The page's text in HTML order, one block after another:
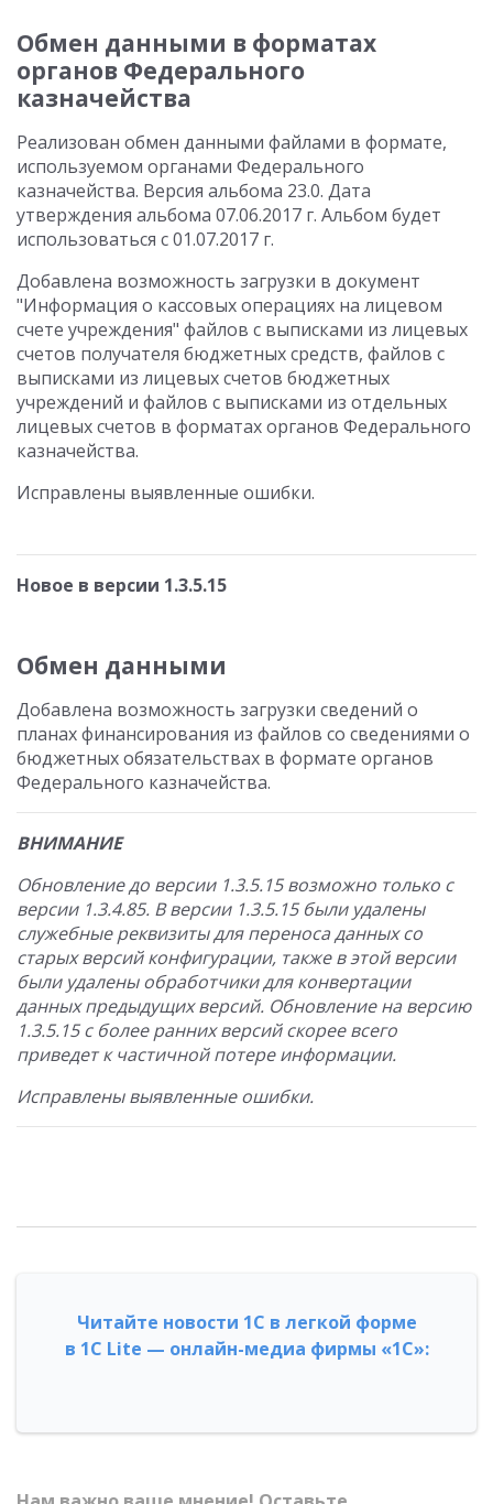
Обмен данными в форматах
органов Федерального
казначейства
Реализован обмен данными файлами в формате,
используемом органами Федерального
казначейства. Версия альбома 23.0. Дата
утверждения альбома 07.06.2017 г. Альбом будет
использоваться с 01.07.2017 г.
Добавлена возможность загрузки в документ
"Информация о кассовых операциях на лицевом
счете учреждения" файлов с выписками из лицевых
счетов получателя бюджетных средств, файлов с
выписками из лицевых счетов бюджетных
учреждений и файлов с выписками из отдельных
лицевых счетов в форматах органов Федерального
казначейства.
Исправлены выявленные ошибки.
Новое в версии 1.3.5.15
Обмен данными
Добавлена возможность загрузки сведений о
планах финансирования из файлов со сведениями о
бюджетных обязательствах в формате органов
Федерального казначейства.
ВНИМАНИЕ
Обновление до версии 1.3.5.15 возможно только с
версии 1.3.4.85. В версии 1.3.5.15 были удалены
служебные реквизиты для переноса данных со
старых версий конфигурации, также в этой версии
были удалены обработчики для конвертации
данных предыдущих версий. Обновление на версию
1.3.5.15 с более ранних версий скорее всего
приведет к частичной потере информации.
Исправлены выявленные ошибки.
Читайте новости 1С в легкой форме
в 1С Lite — онлайн-медиа фирмы «1С»: